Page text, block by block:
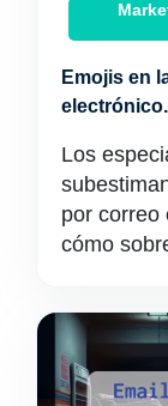
Emojis en
Los
por correo
cómo